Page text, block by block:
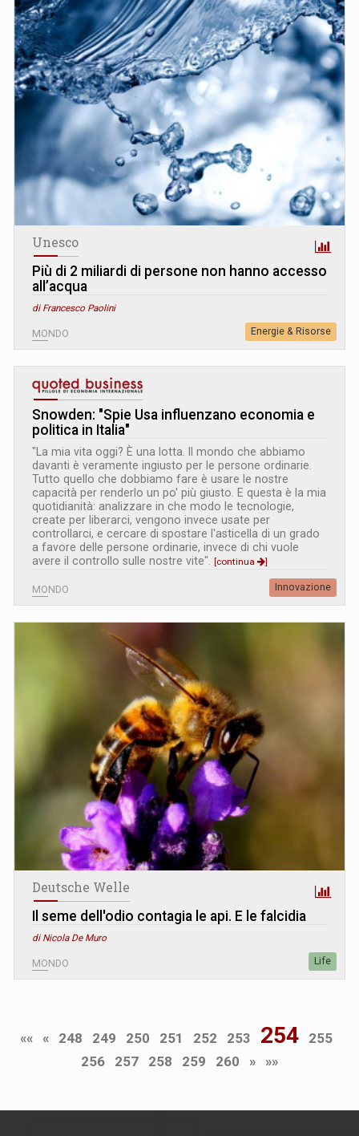
Unesco
Più di 2 miliardi di persone non hanno accesso
all’acqua
di Francesco Paolini
MONDO Energie & Risorse
Snowden: "Spie Usa influenzano economia e
politica in Italia"
"La mia vita oggi? È una lotta. Il mondo che abbiamo
davanti è veramente ingiusto per le persone ordinarie.
Tutto quello che dobbiamo fare è usare le nostre
capacità per renderlo un po' più giusto. E questa è la mia
quotidianità: analizzare in che modo le tecnologie,
create per liberarci, vengono invece usate per
controllarci, e cercare di spostare l'asticella di un grado
a favore delle persone ordinarie, invece di chi vuole
avere il controllo sulle nostre vite". [continua ]
MONDO Innovazione
Deutsche Welle
Il seme dell'odio contagia le api. E le falcidia
di Nicola De Muro
MONDO Life
«« « 248 249 250 251 252 253 254
255
256
257 258 259 260 » »»